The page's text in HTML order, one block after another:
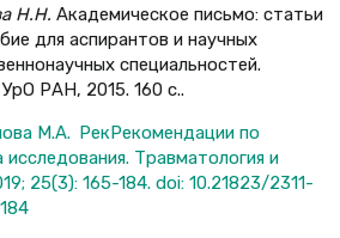
Н.Н. Академическое письмо: статьи
для аспирантов и научных
специальностей.
РАН, 2015. 160 с..
М.А. РекРекомендации по
Травматология и
25(3): 165-184. doi: 10.21823/2311-